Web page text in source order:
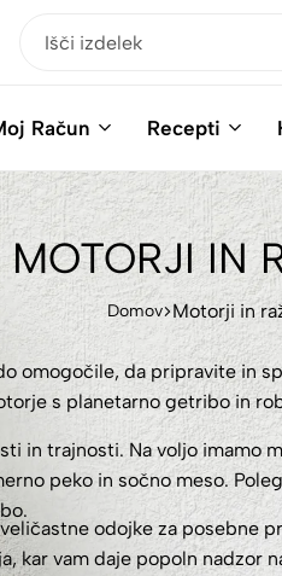
Račun Recepti
MOTORJI IN
Domov Motorji in
omogočile, da pripravite in
s planetarno getribo in
in trajnosti. Na voljo
peko in sočno meso.
odojke za posebne
kar vam daje popoln nadzor